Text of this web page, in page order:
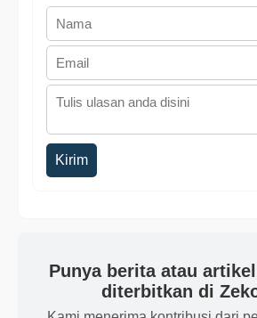
Kirim
Punya berita atau
diterbitkan di